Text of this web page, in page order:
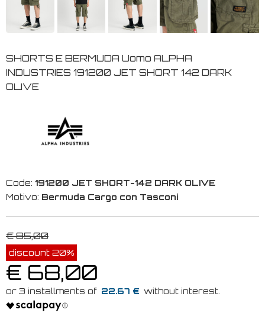
SHORTS E BERMUDA Uomo ALPHA
INDUSTRIES 191200 JET SHORT 142 DARK
OLIVE
Code: 191200 JET SHORT-142 DARK OLIVE
Motivo: Bermuda Cargo con Tasconi
€ 85,00
discount 20%
€ 68,00
22.67 €